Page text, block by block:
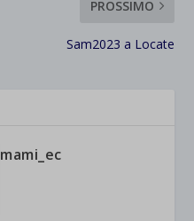
PROSSIMO
Sam2023 a Locate
mami_ec